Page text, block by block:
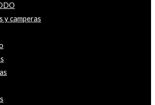
y camperas